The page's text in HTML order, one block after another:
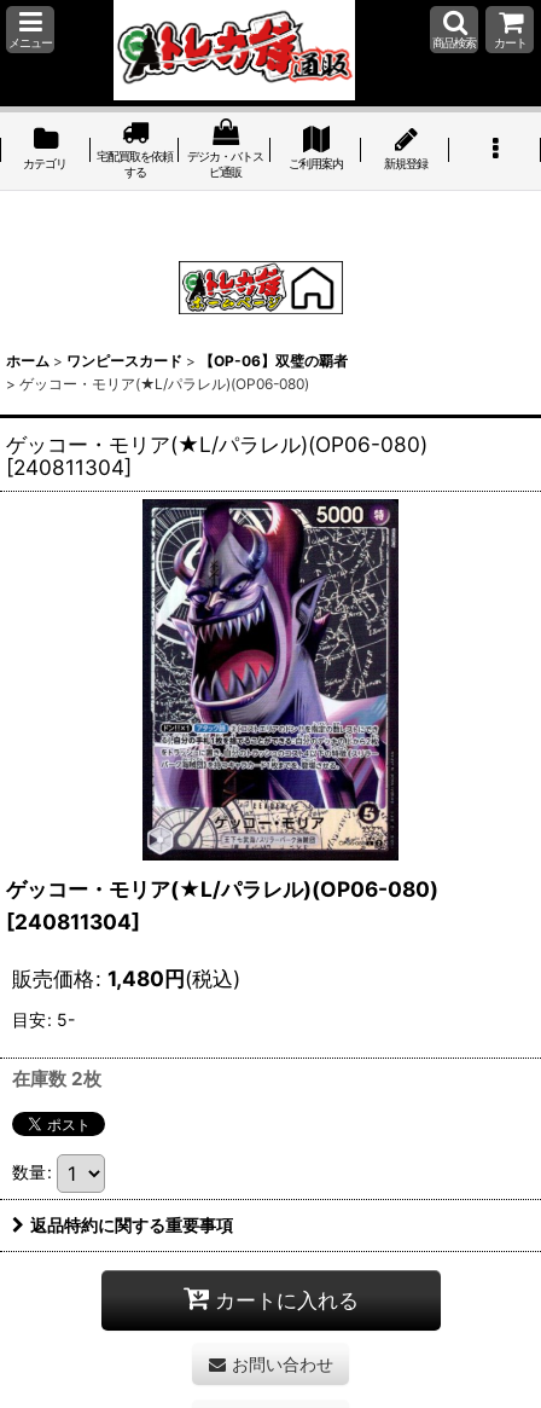
メニュー 商品検索 カート
カテゴリ
宅配買取を依頼
する
デジカ・バトス
ピ通販
ご利用案内 新規登録
ホーム > ワンピースカード >
【OP-06】双璧の覇者
> ゲッコー・モリア(★L/パラレル)(OP06-080)
ゲッコー・モリア(★L/パラレル)(OP06-080)
[240811304]
ゲッコー・モリア(★L/パラレル)(OP06-080)
[240811304]
販売価格: 1,480円(税込)
目安: 5-
在庫数 2枚
数量:
返品特約に関する重要事項
カートに入れる
お問い合わせ